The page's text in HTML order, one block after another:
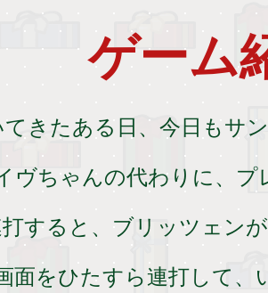
ゲーム
きたある日、今日もサ
ヴちゃんの代わりに、プ
すると、ブリッツェン
面をひたすら連打して